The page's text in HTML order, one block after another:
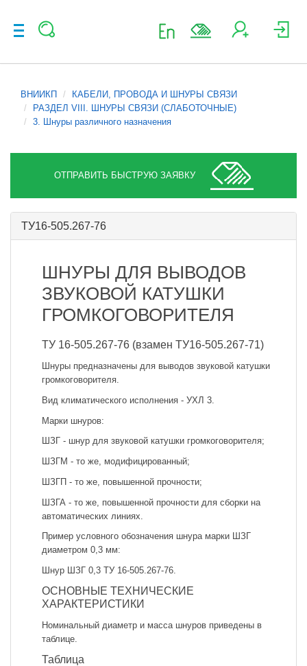
ВНИИКП
КАБЕЛИ, ПРОВОДА И ШНУРЫ СВЯЗИ
РАЗДЕЛ VIII. ШНУРЫ СВЯЗИ (СЛАБОТОЧНЫЕ)
3. Шнуры различного назначения
ОТПРАВИТЬ БЫСТРУЮ ЗАЯВКУ
ТУ16-505.267-76
ШНУРЫ ДЛЯ ВЫВОДОВ
ЗВУКОВОЙ КАТУШКИ
ГРОМКОГОВОРИТЕЛЯ
ТУ 16-505.267-76 (взамен ТУ16-505.267-71)
Шнуры предназначены для выводов звуковой катушки
громкоговорителя.
Вид климатического исполнения - УХЛ 3.
Марки шнуров:
ШЗГ - шнур для звуковой катушки громкоговорителя;
ШЗГМ - то же, модифицированный;
ШЗГП - то же, повышенной прочности;
ШЗГА - то же, повышенной прочности для сборки на
автоматических линиях.
Пример условного обозначения шнура марки ШЗГ
диаметром 0,3 мм:
Шнур ШЗГ 0,3 ТУ 16-505.267-76.
ОСНОВНЫЕ ТЕХНИЧЕСКИЕ
ХАРАКТЕРИСТИКИ
Номинальный диаметр и масса шнуров приведены в
таблице.
Таблица